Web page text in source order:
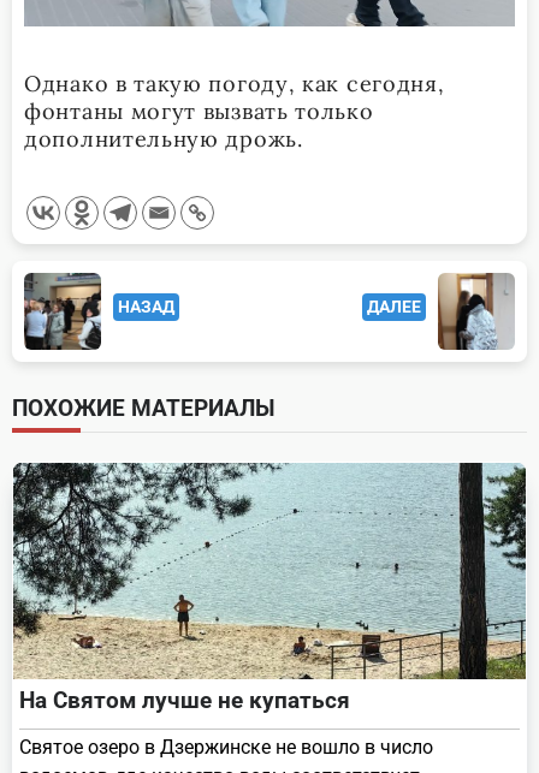
Однако в такую погоду, как сегодня,
фонтаны могут вызвать только
дополнительную дрожь.
<span
class="nav-
subtitle
screen-
reader-
text">Page</span>
НАЗАД ДАЛЕЕ
ПОХОЖИЕ МАТЕРИАЛЫ
На Святом лучше не купаться
Святое озеро в Дзержинске не вошло в число